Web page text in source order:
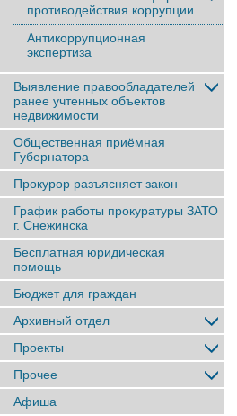
противодействия коррупции
Антикоррупционная
экспертиза
Выявление правообладателей
ранее учтенныx объектов
недвижимости
Общественная приёмная
Губернатора
Прокурор разъясняет закон
График работы прокуратуры ЗАТО
г. Снежинска
Бесплатная юридическая
помощь
Бюджет для граждан
Архивный отдел
Проекты
Прочее
Афиша